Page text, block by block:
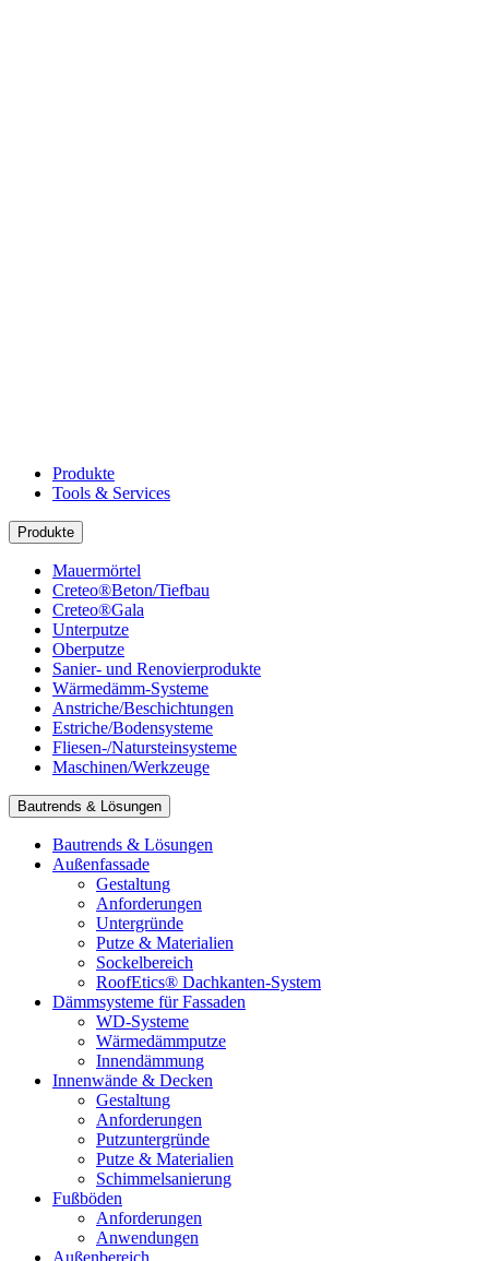
Produkte
Tools & Services
Produkte
Mauermörtel
Creteo®Beton/Tiefbau
Creteo®Gala
Unterputze
Oberputze
Sanier- und Renovierprodukte
Wärmedämm-Systeme
Anstriche/Beschichtungen
Estriche/Bodensysteme
Fliesen-/Natursteinsysteme
Maschinen/Werkzeuge
Bautrends & Lösungen
Bautrends & Lösungen
Außenfassade
Gestaltung
Anforderungen
Untergründe
Putze & Materialien
Sockelbereich
RoofEtics® Dachkanten-System
Dämmsysteme für Fassaden
WD-Systeme
Wärmedämmputze
Innendämmung
Innenwände & Decken
Gestaltung
Anforderungen
Putzuntergründe
Putze & Materialien
Schimmelsanierung
Fußböden
Anforderungen
Anwendungen
Außenbereich